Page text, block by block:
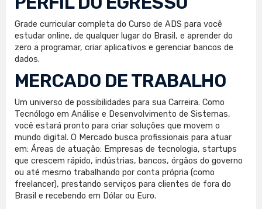
Grade curricular completa do Curso de ADS para você
estudar online, de qualquer lugar do Brasil, e aprender do
zero a programar, criar aplicativos e gerenciar bancos de
dados.
MERCADO DE TRABALHO
Um universo de possibilidades para sua Carreira. Como
Tecnólogo em Análise e Desenvolvimento de Sistemas,
você estará pronto para criar soluções que movem o
mundo digital. O Mercado busca profissionais para atuar
em: Áreas de atuação: Empresas de tecnologia, startups
que crescem rápido, indústrias, bancos, órgãos do governo
ou até mesmo trabalhando por conta própria (como
freelancer), prestando serviços para clientes de fora do
Brasil e recebendo em Dólar ou Euro.